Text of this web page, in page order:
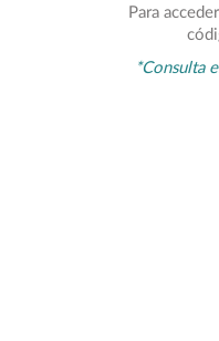
Para
*Consulta